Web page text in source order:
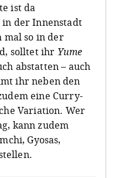
ist da
in der Innenstadt
so in der
solltet ihr Yume
abstatten – auch
ihr neben den
eine Curry-
Variation. Wer
kann zudem
Gyosas,